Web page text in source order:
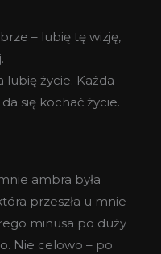
– lubię tę wizję,
lubię życie. Każda
się kochać życie.
ambra była
przeszła u mnie
minusa po duży
Nie celowo – po